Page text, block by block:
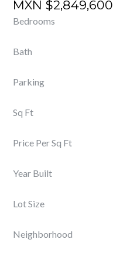
MXN $2,849,600
Bedrooms
Bath
Parking
Sq Ft
Price Per Sq Ft
Year Built
Lot Size
Neighborhood